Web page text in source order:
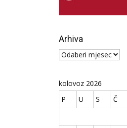
Arhiva
Arhiva
kolovoz 2026
P
U S Č